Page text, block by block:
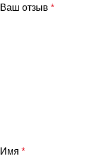
Ваш отзыв *
Имя *